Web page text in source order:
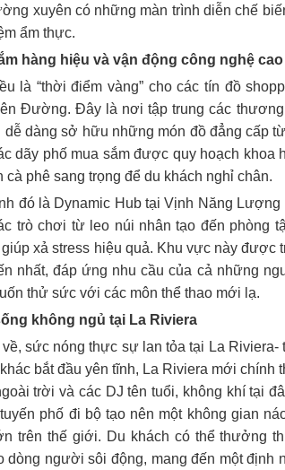
xuyên có những màn trình diễn chế
ẩm thực.
hàng hiệu và vận động công nghệ cao
là “thời điểm vàng” cho các tín đồ
Đường. Đây là nơi tập trung các
dễ dàng sở hữu những món đồ đẳng cấp
dãy phố mua sắm được quy hoạch khoa
cà phê sang trọng để du khách nghỉ chân.
đó là Dynamic Hub tại Vịnh Năng
trò chơi từ leo núi nhân tạo đến phòng
giúp xả stress hiệu quả. Khu vực này được
nhất, đáp ứng nhu cầu của cả những
thử sức với các môn thể thao mới lạ.
không ngủ tại La Riviera
về, sức nóng thực sự lan tỏa tại La
bắt đầu yên tĩnh, La Riviera mới chính
trời và các DJ tên tuổi, không khí tại
phố đi bộ tạo nên một không gian
trên thế giới. Du khách có thể thưởng
dòng người sôi động, mang đến một định